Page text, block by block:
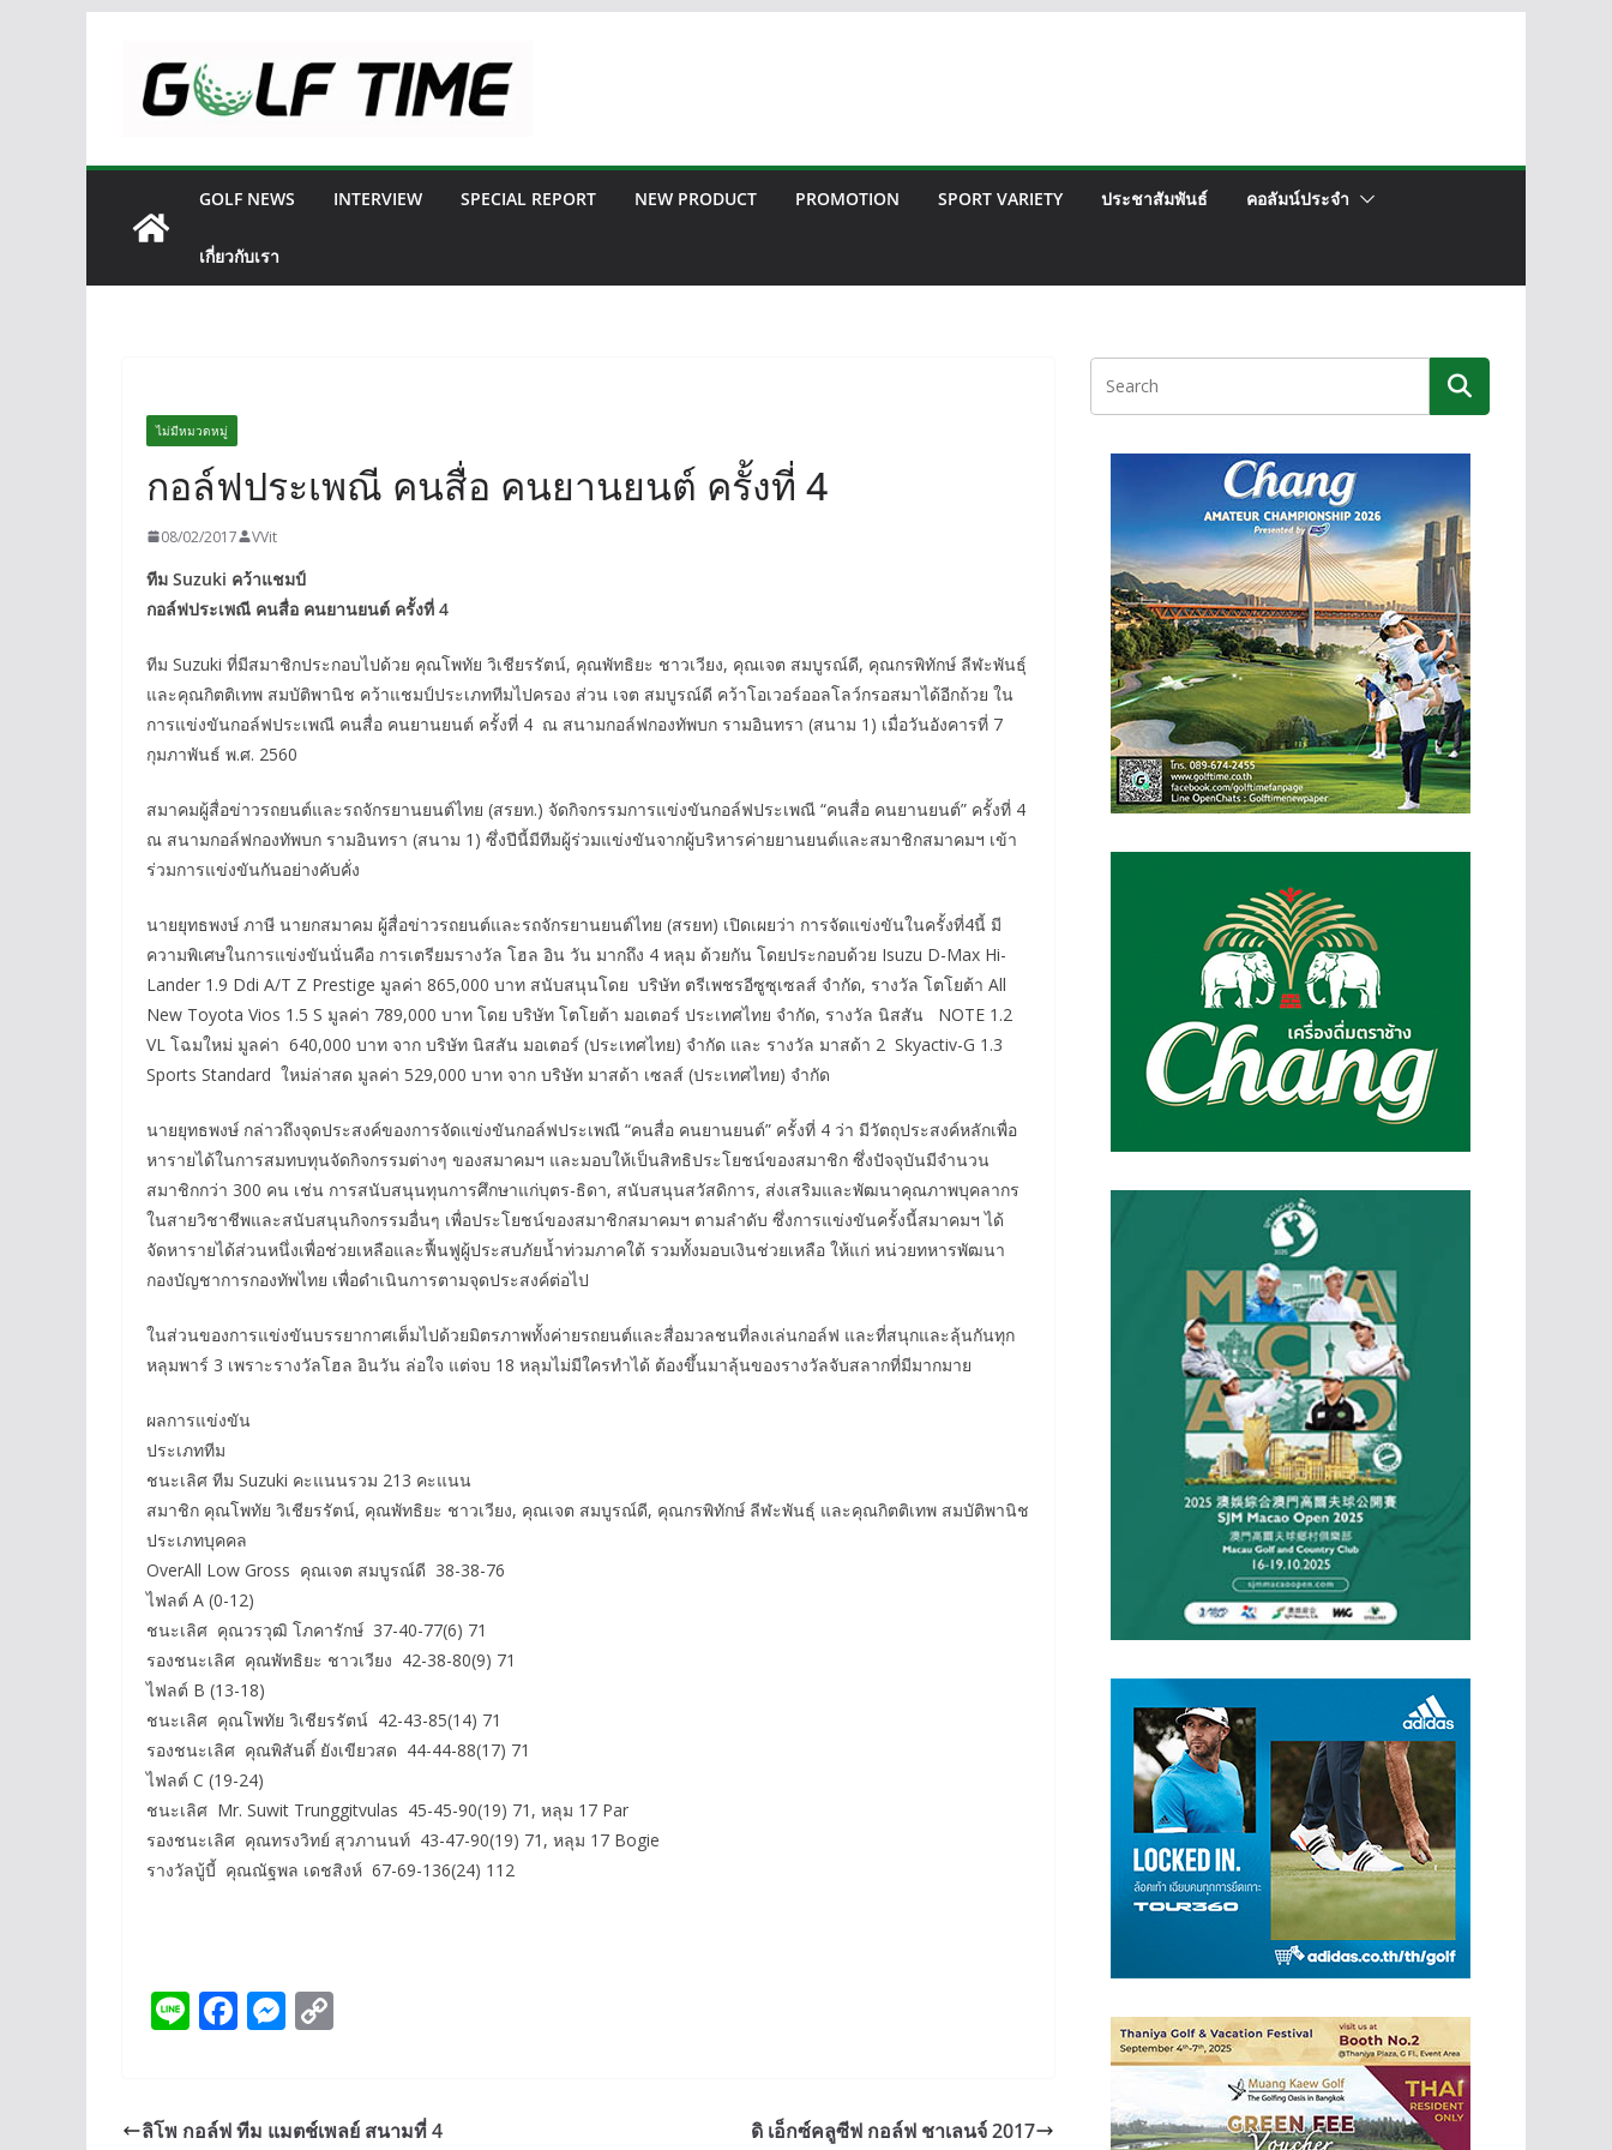
content
GOLF NEWS INTERVIEW SPECIAL REPORT NEW PRODUCT PROMOTION SPORT VARIETY ประชาสัมพันธ์ คอลัมน์ประจำ
เกี่ยวกับเรา
ไม่มีหมวดหมู่
กอล์ฟประเพณี คนสื่อ คนยานยนต์ ครั้งที่ 4
08/02/2017 VVit
ทีม Suzuki คว้าแชมป์
กอล์ฟประเพณี คนสื่อ คนยานยนต์ ครั้งที่ 4
ทีม Suzuki ที่มีสมาชิกประกอบไปด้วย คุณโพทัย วิเชียรรัตน์, คุณพัทธิยะ ชาวเวียง, คุณเจต สมบูรณ์ดี, คุณกรพิทักษ์ ลีฬะพันธุ์
และคุณกิตติเทพ สมบัติพานิช คว้าแชมป์ประเภททีมไปครอง ส่วน เจต สมบูรณ์ดี คว้าโอเวอร์ออลโลว์กรอสมาได้อีกถ้วย ใน
การแข่งขันกอล์ฟประเพณี คนสื่อ คนยานยนต์ ครั้งที่ 4 ณ สนามกอล์ฟกองทัพบก รามอินทรา (สนาม 1) เมื่อวันอังคารที่ 7
กุมภาพันธ์ พ.ศ. 2560
สมาคมผู้สื่อข่าวรถยนต์และรถจักรยานยนต์ไทย (สรยท.) จัดกิจกรรมการแข่งขันกอล์ฟประเพณี “คนสื่อ คนยานยนต์” ครั้งที่ 4
ณ สนามกอล์ฟกองทัพบก รามอินทรา (สนาม 1) ซึ่งปีนี้มีทีมผู้ร่วมแข่งขันจากผู้บริหารค่ายยานยนต์และสมาชิกสมาคมฯ เข้า
ร่วมการแข่งขันกันอย่างคับคั่ง
นายยุทธพงษ์ ภาษี นายกสมาคม ผู้สื่อข่าวรถยนต์และรถจักรยานยนต์ไทย (สรยท) เปิดเผยว่า การจัดแข่งขันในครั้งที่4นี้ มี
ความพิเศษในการแข่งขันนั่นคือ การเตรียมรางวัล โฮล อิน วัน มากถึง 4 หลุม ด้วยกัน โดยประกอบด้วย Isuzu D-Max Hi-
Lander 1.9 Ddi A/T Z Prestige มูลค่า 865,000 บาท สนับสนุนโดย บริษัท ตรีเพชรอีซูซุเซลส์ จำกัด, รางวัล โตโยต้า All
New Toyota Vios 1.5 S มูลค่า 789,000 บาท โดย บริษัท โตโยต้า มอเตอร์ ประเทศไทย จำกัด, รางวัล นิสสัน NOTE 1.2
VL โฉมใหม่ มูลค่า 640,000 บาท จาก บริษัท นิสสัน มอเตอร์ (ประเทศไทย) จำกัด และ รางวัล มาสด้า 2 Skyactiv-G 1.3
Sports Standard ใหม่ล่าสด มูลค่า 529,000 บาท จาก บริษัท มาสด้า เซลส์ (ประเทศไทย) จำกัด
นายยุทธพงษ์ กล่าวถึงจุดประสงค์ของการจัดแข่งขันกอล์ฟประเพณี “คนสื่อ คนยานยนต์” ครั้งที่ 4 ว่า มีวัตถุประสงค์หลักเพื่อ
หารายได้ในการสมทบทุนจัดกิจกรรมต่างๆ ของสมาคมฯ และมอบให้เป็นสิทธิประโยชน์ของสมาชิก ซึ่งปัจจุบันมีจำนวน
สมาชิกกว่า 300 คน เช่น การสนับสนุนทุนการศึกษาแก่บุตร-ธิดา, สนับสนุนสวัสดิการ, ส่งเสริมและพัฒนาคุณภาพบุคลากร
ในสายวิชาชีพและสนับสนุนกิจกรรมอื่นๆ เพื่อประโยชน์ของสมาชิกสมาคมฯ ตามลำดับ ซึ่งการแข่งขันครั้งนี้สมาคมฯ ได้
จัดหารายได้ส่วนหนึ่งเพื่อช่วยเหลือและฟื้นฟูผู้ประสบภัยน้ำท่วมภาคใต้ รวมทั้งมอบเงินช่วยเหลือ ให้แก่ หน่วยทหารพัฒนา
กองบัญชาการกองทัพไทย เพื่อดำเนินการตามจุดประสงค์ต่อไป
ในส่วนของการแข่งขันบรรยากาศเต็มไปด้วยมิตรภาพทั้งค่ายรถยนต์และสื่อมวลชนที่ลงเล่นกอล์ฟ และที่สนุกและลุ้นกันทุก
หลุมพาร์ 3 เพราะรางวัลโฮล อินวัน ล่อใจ แต่จบ 18 หลุมไม่มีใครทำได้ ต้องขึ้นมาลุ้นของรางวัลจับสลากที่มีมากมาย
ผลการแข่งขัน
ประเภททีม
ชนะเลิศ ทีม Suzuki คะแนนรวม 213 คะแนน
สมาชิก คุณโพทัย วิเชียรรัตน์, คุณพัทธิยะ ชาวเวียง, คุณเจต สมบูรณ์ดี, คุณกรพิทักษ์ ลีฬะพันธุ์ และคุณกิตติเทพ สมบัติพานิช
ประเภทบุคคล
OverAll Low Gross คุณเจต สมบูรณ์ดี 38-38-76
ไฟลต์ A (0-12)
ชนะเลิศ คุณวรวุฒิ โภคารักษ์ 37-40-77(6) 71
รองชนะเลิศ คุณพัทธิยะ ชาวเวียง 42-38-80(9) 71
ไฟลต์ B (13-18)
ชนะเลิศ คุณโพทัย วิเชียรรัตน์ 42-43-85(14) 71
รองชนะเลิศ คุณพิสันติ์ ยังเขียวสด 44-44-88(17) 71
ไฟลต์ C (19-24)
ชนะเลิศ Mr. Suwit Trunggitvulas 45-45-90(19) 71, หลุม 17 Par
รองชนะเลิศ คุณทรงวิทย์ สุวภานนท์ 43-47-90(19) 71, หลุม 17 Bogie
รางวัลบู้บี้ คุณณัฐพล เดชสิงห์ 67-69-136(24) 112
Li F
b
M
e y
ลิโพ กอล์ฟ ทีม แมตช์เพลย์ สนามที่ 4 ดิ เอ็กซ์คลูซีฟ กอล์ฟ ชาเลนจ์ 2017